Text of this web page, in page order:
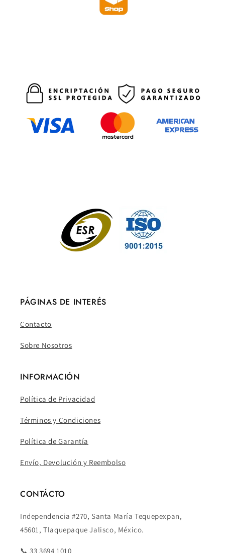
PÁGINAS DE INTERÉS
Contacto
Sobre Nosotros
INFORMACIÓN
Política de Privacidad
Términos y Condiciones
Política de Garantía
Envío, Devolución y Reembolso
CONTÁCTO
Independencia #270, Santa María Tequepexpan,
45601, Tlaquepaque Jalisco, México.
📞 33 3694 1010